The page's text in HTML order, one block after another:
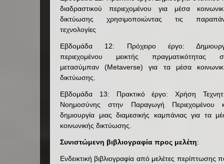
διαδραστικού περιεχομένου για μέσα
δικτύωσης χρησιμοποιώντας τις
τεχνολογίες
Εβδομάδα 12: Πρόχειρο έργο:
περιεχομένου μεικτής πραγματικότητας
μετασύμπαν (Metaverse) για τα μέσα
δικτύωσης.
Εβδομάδα 13: Πρακτικό έργο: Χρήση
Νοημοσύνης στην Παραγωγή Περιεχομένου
δημιουργία μιας διαμεσικής καμπάνιας για τα
κοινωνικής δικτύωσης.
Συνιστώμενη βιβλιογραφία προς μελέτη:
Ενδεικτική βιβλιογραφία από μελέτες περίπτωσης